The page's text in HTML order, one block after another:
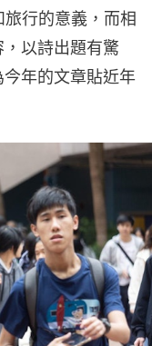
行的意義，而相
以詩出題有驚
年的文章貼近年